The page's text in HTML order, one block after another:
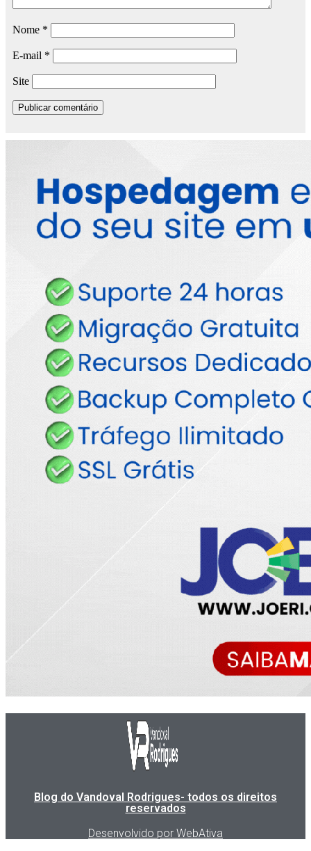
Nome *
E-mail *
Site
Blog do Vandoval Rodrigues- todos os direitos
reservados
Desenvolvido por WebAtiva